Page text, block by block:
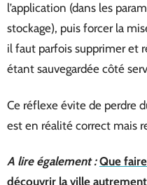
l’application (dans les
stockage), puis forcer la
il faut parfois supprimer et
étant sauvegardée côté
Ce réflexe évite de perdre
est en réalité correct mais
A lire également : Que
découvrir la ville